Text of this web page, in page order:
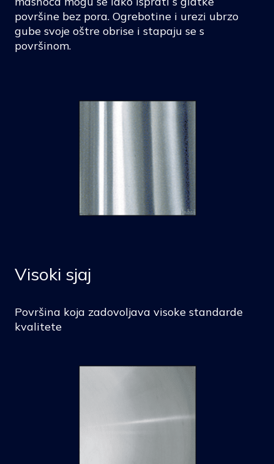
površine bez pora. Ogrebotine i urezi ubrzo
gube svoje oštre obrise i stapaju se s
površinom.
Visoki sjaj
Površina koja zadovoljava visoke standarde
kvalitete